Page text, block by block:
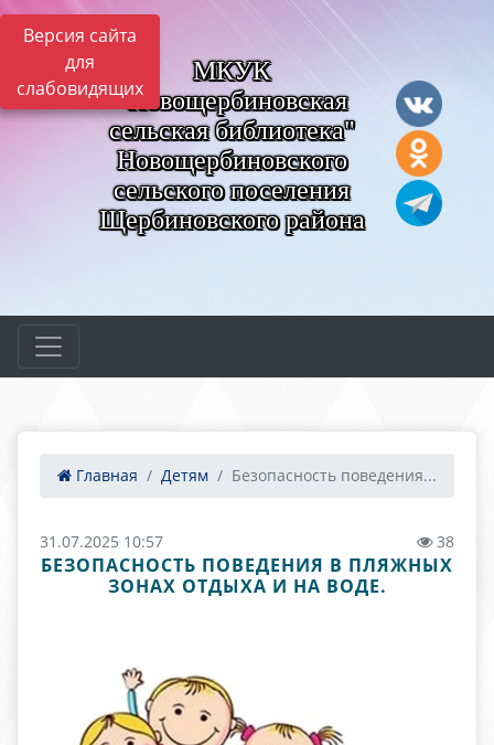
Версия сайта
для
слабовидящих
МКУК
"Новощербиновская
сельская библиотека"
Новощербиновского
сельского поселения
Щербиновского района
Главная Детям Безопасность поведения...
31.07.2025 10:57 38
БЕЗОПАСНОСТЬ ПОВЕДЕНИЯ В ПЛЯЖНЫХ
ЗОНАХ ОТДЫХА И НА ВОДЕ.